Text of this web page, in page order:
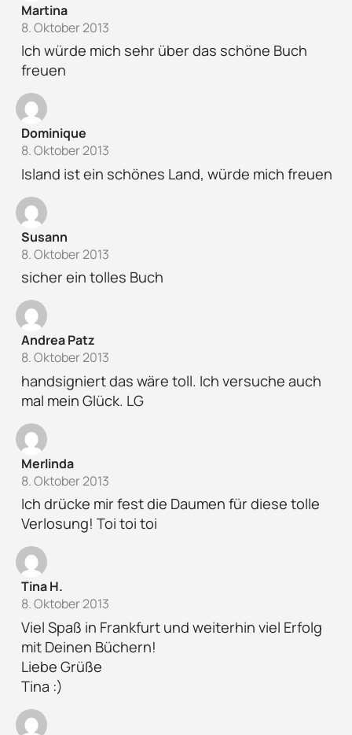
Martina
8. Oktober 2013
Ich würde mich sehr über das schöne Buch
freuen
Dominique
8. Oktober 2013
Island ist ein schönes Land, würde mich freuen
Susann
8. Oktober 2013
sicher ein tolles Buch
Andrea Patz
8. Oktober 2013
handsigniert das wäre toll. Ich versuche auch
mal mein Glück. LG
Merlinda
8. Oktober 2013
Ich drücke mir fest die Daumen für diese tolle
Verlosung! Toi toi toi
Tina H.
8. Oktober 2013
Viel Spaß in Frankfurt und weiterhin viel Erfolg
mit Deinen Büchern!
Liebe Grüße
Tina :)